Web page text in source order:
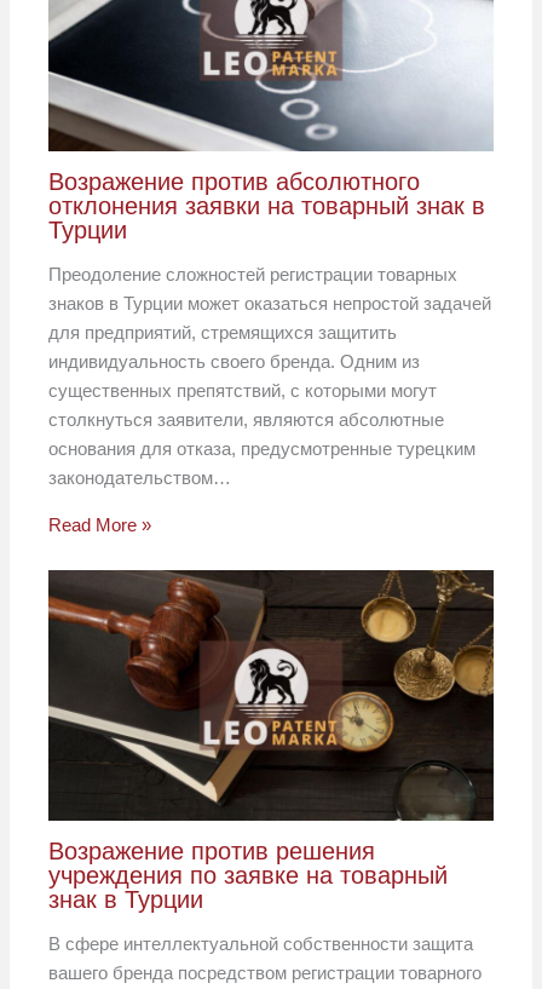
Возражение против абсолютного
отклонения заявки на товарный знак в
Турции
Преодоление сложностей регистрации товарных
знаков в Турции может оказаться непростой задачей
для предприятий, стремящихся защитить
индивидуальность своего бренда. Одним из
существенных препятствий, с которыми могут
столкнуться заявители, являются абсолютные
основания для отказа, предусмотренные турецким
законодательством…
Read More »
Возражение против решения
учреждения по заявке на товарный
знак в Турции
В сфере интеллектуальной собственности защита
вашего бренда посредством регистрации товарного